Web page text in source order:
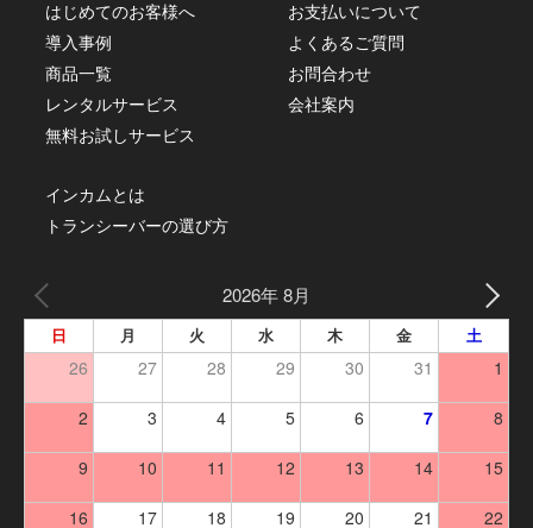
はじめてのお客様へ
導入事例
商品一覧
レンタルサービス
無料お試しサービス
お支払いについて
よくあるご質問
お問合わせ
会社案内
インカムとは
トランシーバーの選び方
2026年 8月
日 月 火 水 木 金 土
26 27 28 29 30 31 1
2 3 4 5 6 7 8
9 10 11 12 13 14 15
16 17 18 19 20 21 22